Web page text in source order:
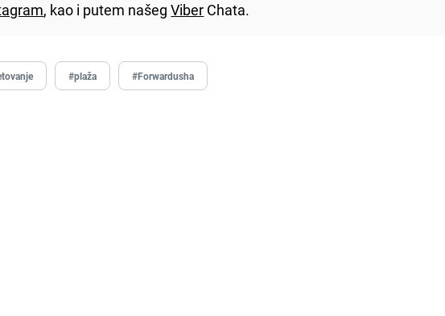
, kao i putem našegViber Chata.
#plaža #Forwardusha